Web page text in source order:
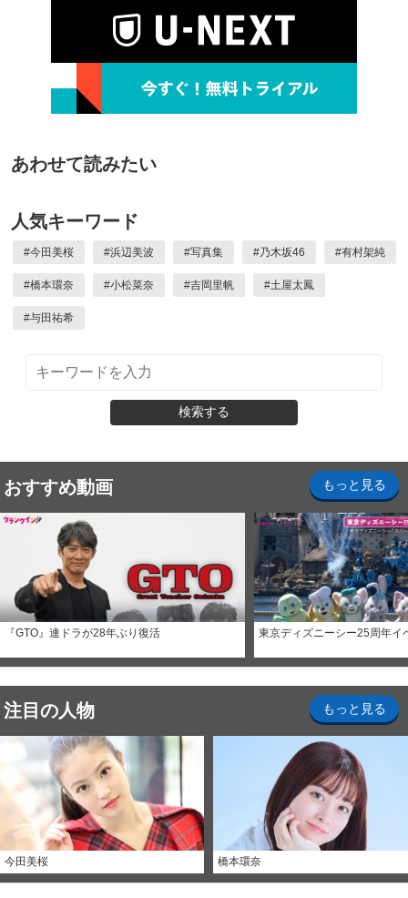
あわせて読みたい
人気キーワード
#今田美桜 #浜辺美波 #写真集 #乃木坂46 #有村架純
#橋本環奈 #小松菜奈 #吉岡里帆 #土屋太鳳
#与田祐希
検索する
おすすめ動画 もっと見る
『GTO』連ドラが28年ぶり復活 東京ディズニーシー25周年イ
注目の人物 もっと見る
今田美桜 橋本環奈